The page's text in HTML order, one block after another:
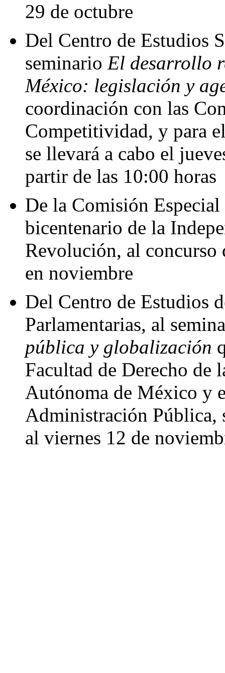
29 de octubre
Del Centro de Estudios
seminario El desarrollo
México: legislación y
coordinación con las
Competitividad, y para
se llevará a cabo el
partir de las 10:00 horas
De la Comisión
bicentenario de la
Revolución, al concurso
en noviembre
Del Centro de Estudios
Parlamentarias, al
pública y globalización
Facultad de Derecho de
Autónoma de México y
Administración Pública,
al viernes 12 de